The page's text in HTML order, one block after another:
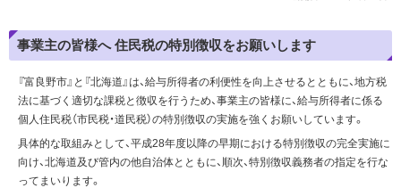
事業主の皆様へ 住民税の特別徴収をお願いします
『富良野市』と『北海道』は、給与所得者の利便性を向上させるとともに、地方税
法に基づく適切な課税と徴収を行うため、事業主の皆様に、給与所得者に係る
個人住民税（市民税・道民税）の特別徴収の実施を強くお願いしています。
具体的な取組みとして、平成28年度以降の早期における特別徴収の完全実施に
向け、北海道及び管内の他自治体とともに、順次、特別徴収義務者の指定を行な
ってまいります。